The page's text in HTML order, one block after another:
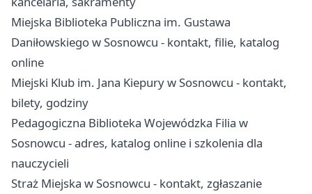
Miejska Biblioteka Publiczna im. Gustawa
Daniłowskiego w Sosnowcu - kontakt, filie, katalog
online
Miejski Klub im. Jana Kiepury w Sosnowcu - kontakt,
bilety, godziny
Pedagogiczna Biblioteka Wojewódzka Filia w
Sosnowcu - adres, katalog online i szkolenia dla
nauczycieli
Straż Miejska w Sosnowcu - kontakt, zgłaszanie